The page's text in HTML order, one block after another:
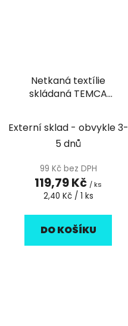
Netkaná textílie
skládaná TEMCA
Externí sklad - obvykle 3-
5 dnů
99 Kč bez DPH
119,79 Kč / ks
Měrná
2,40 Kč / 1 ks
DO KOŠÍKU